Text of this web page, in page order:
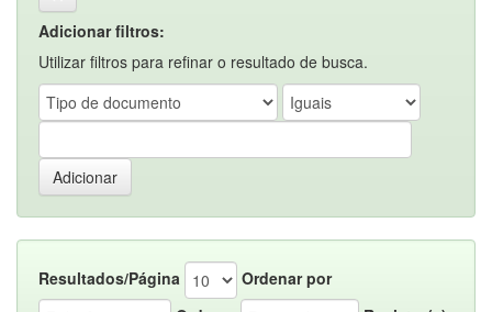
Adicionar filtros:
Utilizar filtros para refinar o resultado de busca.
Resultados/Página
Ordenar por